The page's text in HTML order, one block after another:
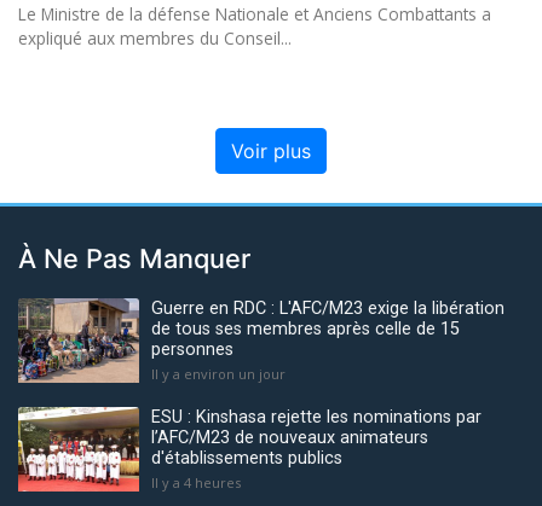
Le Ministre de la défense Nationale et Anciens Combattants a
expliqué aux membres du Conseil...
Voir plus
À Ne Pas Manquer
Guerre en RDC : L'AFC/M23 exige la libération
de tous ses membres après celle de 15
personnes
Il y a environ un jour
ESU : Kinshasa rejette les nominations par
l’AFC/M23 de nouveaux animateurs
d'établissements publics
Il y a 4 heures